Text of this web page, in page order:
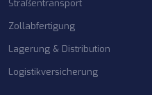
Straßentransport
Zollabfertigung
Lagerung & Distribution
Logistikversicherung